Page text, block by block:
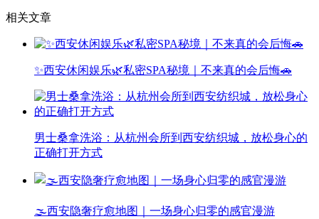
相关文章
✨西安休闲娱乐🌿私密SPA秘境｜不来真的会后悔🚗
男士桑拿洗浴：从杭州会所到西安纺织城，放松身心的
正确打开方式
🌫️西安隐奢疗愈地图｜一场身心归零的感官漫游